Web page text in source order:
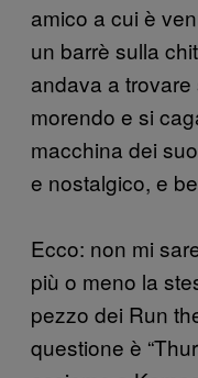
amico a cui è
un barrè sulla
andava a
morendo e si
macchina dei
e nostalgico, e
Ecco: non mi
più o meno la
pezzo dei Run
questione è